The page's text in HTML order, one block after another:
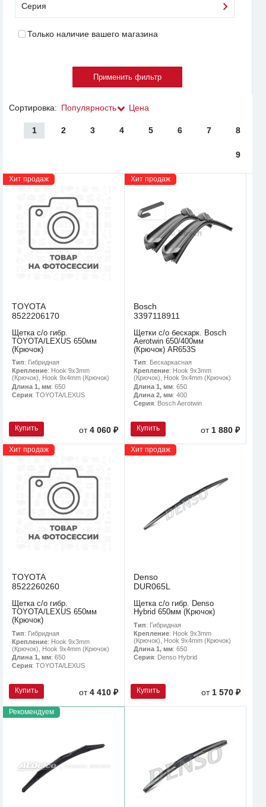
Серия
Только наличие вашего магазина
Сортировка: Популярность Цена
1 2 3 4 5 6 7 8
9
Хит продаж
TOYOTA
8522206170
Щетка с/о гибр.
TOYOTA/LEXUS 650мм
(Крючок)
Тип: Гибридная
Крепление: Hook 9x3mm
(Крючок), Hook 9x4mm (Крючок)
Длина 1, мм: 650
Серия: TOYOTA/LEXUS
Купить от4 060 ₽
Хит продаж
Bosch
3397118911
Щетки с/о бескарк. Bosch
Aerotwin 650/400мм
(Крючок) AR653S
Тип: Бескаркасная
Крепление: Hook 9x3mm
(Крючок), Hook 9x4mm (Крючок)
Длина 1, мм: 650
Длина 2, мм: 400
Серия: Bosch Aerotwin
Купить от 1 880 ₽
Хит продаж
TOYOTA
8522260260
Щетка с/о гибр.
TOYOTA/LEXUS 650мм
(Крючок)
Тип: Гибридная
Крепление: Hook 9x3mm
(Крючок), Hook 9x4mm (Крючок)
Длина 1, мм: 650
Серия: TOYOTA/LEXUS
Купить от4 410 ₽
Хит продаж
Denso
DUR065L
Щетка с/о гибр. Denso
Hybrid 650мм (Крючок)
Тип: Гибридная
Крепление: Hook 9x3mm
(Крючок), Hook 9x4mm (Крючок)
Длина 1, мм: 650
Серия: Denso Hybrid
Купить от 1 570 ₽
Рекомендуем